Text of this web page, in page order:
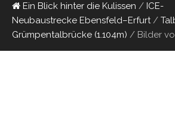
Ein Blick hinter die Kulissen / ICE-
Neubaustrecke Ebensfeld–Erfurt/
Grümpentalbrücke (1.104m) / Bilder